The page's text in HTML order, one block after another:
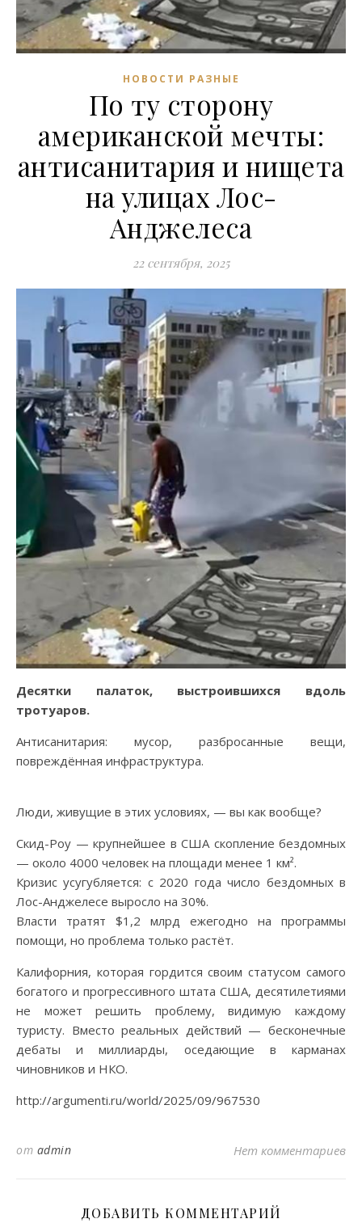
НОВОСТИ РАЗНЫЕ
По ту сторону
американской мечты:
антисанитария и нищета
на улицах Лос-
Анджелеса
22 сентября, 2025
Десятки палаток, выстроившихся вдоль
тротуаров.
Антисанитария: мусор, разбросанные вещи,
повреждённая инфраструктура.
Люди, живущие в этих условиях, — вы как вообще?
Скид-Роу — крупнейшее в США скопление бездомных
— около 4000 человек на площади менее 1 км².
Кризис усугубляется: с 2020 года число бездомных в
Лос-Анджелесе выросло на 30%.
Власти тратят $1,2 млрд ежегодно на программы
помощи, но проблема только растёт.
Калифорния, которая гордится своим статусом самого
богатого и прогрессивного штата США, десятилетиями
не может решить проблему, видимую каждому
туристу. Вместо реальных действий — бесконечные
дебаты и миллиарды, оседающие в карманах
чиновников и НКО.
http://argumenti.ru/world/2025/09/967530
от admin Нет комментариев
ДОБАВИТЬ КОММЕНТАРИЙ